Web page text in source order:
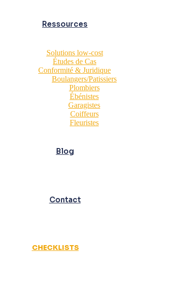
Ressources
Solutions low-cost
Études de Cas
Conformité & Juridique
Boulangers/Patissiers
Plombiers
Ébénistes
Garagistes
Coiffeurs
Fleuristes
Blog
Contact
CHECKLISTS